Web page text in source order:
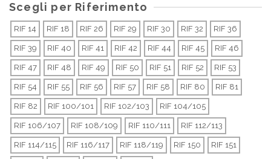
Scegli per Riferimento
RIF 14 RIF 18 RIF 26 RIF 29 RIF 30 RIF 32 RIF 36
RIF 39 RIF 40 RIF 41 RIF 42 RIF 44 RIF 45 RIF 46
RIF 47 RIF 48 RIF 49 RIF 50 RIF 51 RIF 52 RIF 53
RIF 54 RIF 55 RIF 56 RIF 57 RIF 58 RIF 80 RIF 81
RIF 82 RIF 100/101 RIF 102/103 RIF 104/105
RIF 106/107 RIF 108/109 RIF 110/111 RIF 112/113
RIF 114/115 RIF 116/117 RIF 118/119 RIF 150 RIF 151